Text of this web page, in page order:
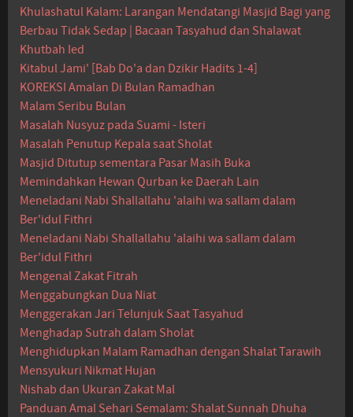
Khulashatul Kalam: Larangan Mendatangi Masjid Bagi yang
Berbau Tidak Sedap | Bacaan Tasyahud dan Shalawat
Khutbah Ied
Kitabul Jami' [Bab Do'a dan Dzikir Hadits 1-4]
KOREKSI Amalan Di Bulan Ramadhan
Malam Seribu Bulan
Masalah Nusyuz pada Suami - Isteri
Masalah Penutup Kepala saat Sholat
Masjid Ditutup sementara Pasar Masih Buka
Memindahkan Hewan Qurban ke Daerah Lain
Meneladani Nabi Shallallahu 'alaihi wa sallam dalam
Ber'idul Fithri
Meneladani Nabi Shallallahu 'alaihi wa sallam dalam
Ber'idul Fithri
Mengenal Zakat Fitrah
Menggabungkan Dua Niat
Menggerakan Jari Telunjuk Saat Tasyahud
Menghadap Sutrah dalam Sholat
Menghidupkan Malam Ramadhan dengan Shalat Tarawih
Mensyukuri Nikmat Hujan
Nishab dan Ukuran Zakat Mal
Panduan Amal Sehari Semalam: Shalat Sunnah Dhuha